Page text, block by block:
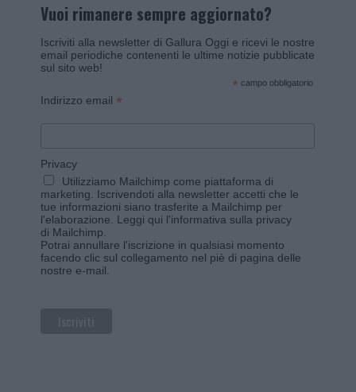
Vuoi rimanere sempre aggiornato?
Iscriviti alla newsletter di Gallura Oggi e ricevi le nostre
email periodiche contenenti le ultime notizie pubblicate
sul sito web!
* campo obbligatorio
Indirizzo email *
Privacy
Utilizziamo Mailchimp come piattaforma di
marketing. Iscrivendoti alla newsletter accetti che le
tue informazioni siano trasferite a Mailchimp per
l'elaborazione. Leggi qui l'informativa sulla privacy
di Mailchimp
Potrai annullare l'iscrizione in qualsiasi momento
facendo clic sul collegamento nel piè di pagina delle
nostre e-mail.